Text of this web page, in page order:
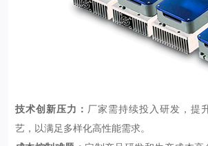
技术创新压力： 厂家需持续投入研发，提
艺，以满足多样化高性能需求。